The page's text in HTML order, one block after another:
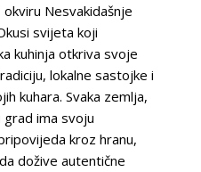
Nesvakidašnje
svijeta koji
kuhinja otkriva svoje
lokalne sastojke i
kuhara. Svaka zemlja,
grad ima svoju
kroz hranu,
dožive autentične